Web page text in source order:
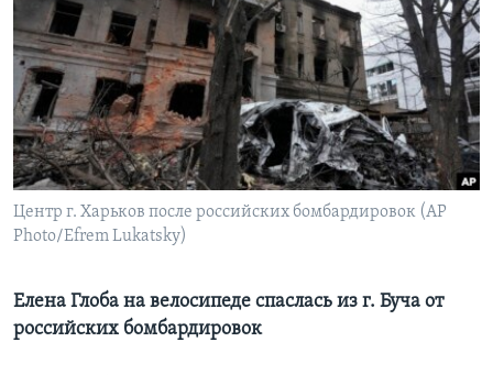
Learning English
СОЦИАЛЬНЫЕ СЕТИ
Языки
Центр г. Харьков после российских бомбардировок (AP
Photo/Efrem Lukatsky)
Елена Глоба на велосипеде спаслась из г. Буча от
российских бомбардировок